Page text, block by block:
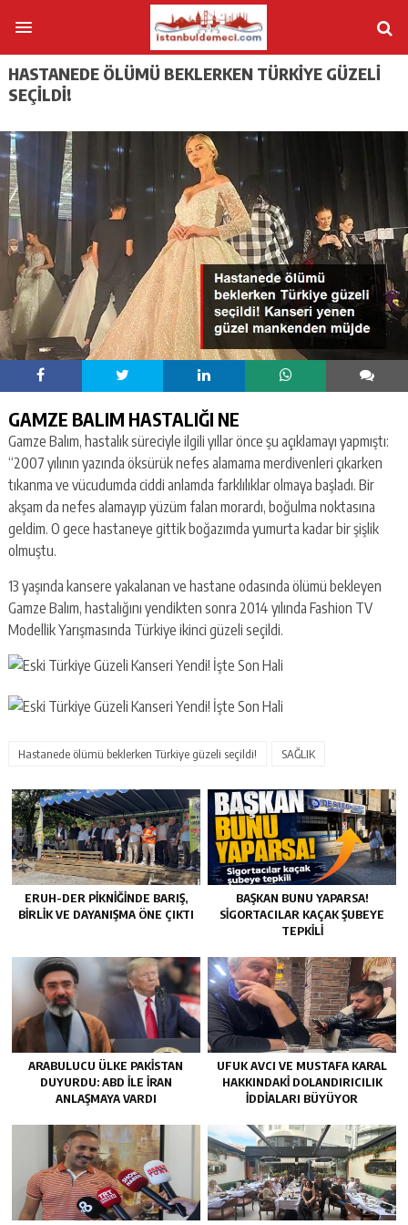
HASTANEDE ÖLÜMÜ BEKLERKEN TÜRKIYE GÜZELI
SEÇILDI!
GAMZE BALIM HASTALIĞI NE
Gamze Balım, hastalık süreciyle ilgili yıllar önce şu açıklamayı yapmıştı:
“2007 yılının yazında öksürük nefes alamama merdivenleri çıkarken
tıkanma ve vücudumda ciddi anlamda farklılıklar olmaya başladı. Bir
akşam da nefes alamayıp yüzüm falan morardı, boğulma noktasına
geldim. O gece hastaneye gittik boğazımda yumurta kadar bir şişlik
olmuştu.
13 yaşında kansere yakalanan ve hastane odasında ölümü bekleyen
Gamze Balım, hastalığını yendikten sonra 2014 yılında Fashion TV
Modellik Yarışmasında Türkiye ikinci güzeli seçildi.
Hastanede ölümü beklerken Türkiye güzeli seçildi! SAĞLIK
ERUH-DER PIKNIĞINDE BARIŞ,
BIRLIK VE DAYANIŞMA ÖNE ÇIKTI
BAŞKAN BUNU YAPARSA!
SIGORTACILAR KAÇAK ŞUBEYE
TEPKILI
ARABULUCU ÜLKE PAKISTAN
DUYURDU: ABD ILE İRAN
ANLAŞMAYA VARDI
UFUK AVCI VE MUSTAFA KARAL
HAKKINDAKI DOLANDIRICILIK
İDDIALARI BÜYÜYOR